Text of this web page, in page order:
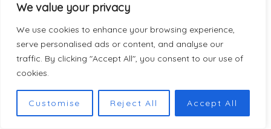
We value your privacy
We use cookies to enhance your browsing experience,
serve personalised ads or content, and analyse our
traffic. By clicking "Accept All", you consent to our use of
cookies.
Customise Reject All Accept All